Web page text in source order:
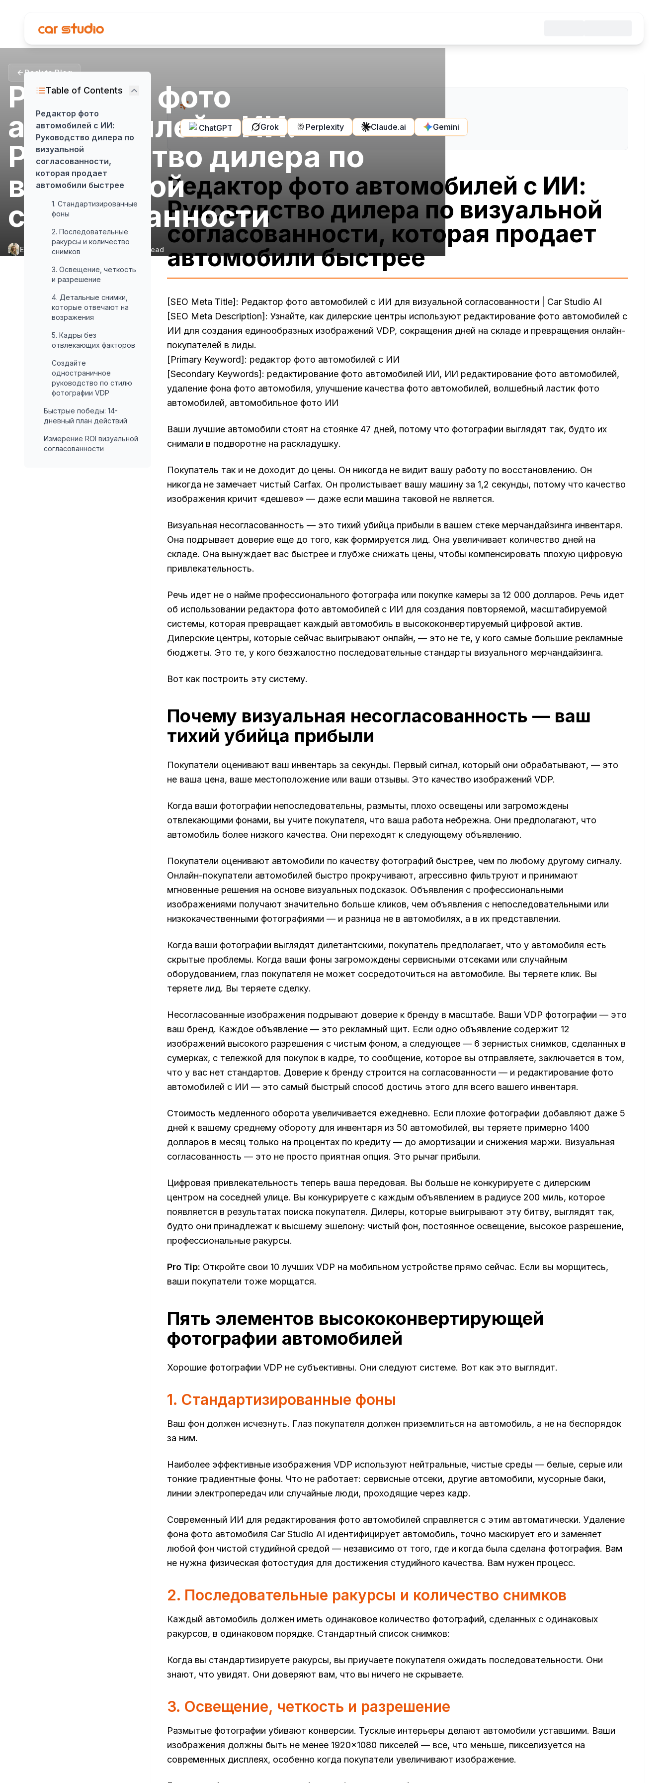
Back to Blog
Редактор фото
автомобилей с ИИ:
Руководство дилера по
визуальной
согласованности
Elena Aldridge•June 12, 2026 min read
Table of Contents
Редактор фото
автомобилей с ИИ:
Руководство дилера по
визуальной
согласованности,
которая продает
автомобили быстрее
1. Стандартизированные
фоны
2. Последовательные
ракурсы и количество
снимков
3. Освещение, четкость
и разрешение
4. Детальные снимки,
которые отвечают на
возражения
5. Кадры без
отвлекающих факторов
Создайте
одностраничное
руководство по стилю
фотографии VDP
Быстрые победы: 14-
дневный план действий
Измерение ROI визуальной
согласованности
ChatGPT Grok Perplexity Claude.ai Gemini
Редактор фото автомобилей с ИИ:
Руководство дилера по визуальной
согласованности, которая продает
автомобили быстрее
[SEO Meta Title]: Редактор фото автомобилей с ИИ для визуальной согласованности | Car Studio AI
[SEO Meta Description]: Узнайте, как дилерские центры используют редактирование фото автомобилей с
ИИ для создания единообразных изображений VDP, сокращения дней на складе и превращения онлайн-
покупателей в лиды.
[Primary Keyword]: редактор фото автомобилей с ИИ
[Secondary Keywords]: редактирование фото автомобилей ИИ, ИИ редактирование фото автомобилей,
удаление фона фото автомобиля, улучшение качества фото автомобилей, волшебный ластик фото
автомобилей, автомобильное фото ИИ
Ваши лучшие автомобили стоят на стоянке 47 дней, потому что фотографии выглядят так, будто их
снимали в подворотне на раскладушку.
Покупатель так и не доходит до цены. Он никогда не видит вашу работу по восстановлению. Он
никогда не замечает чистый Carfax. Он пролистывает вашу машину за 1,2 секунды, потому что качество
изображения кричит «дешево» — даже если машина таковой не является.
Визуальная несогласованность — это тихий убийца прибыли в вашем стеке мерчандайзинга инвентаря.
Она подрывает доверие еще до того, как формируется лид. Она увеличивает количество дней на
складе. Она вынуждает вас быстрее и глубже снижать цены, чтобы компенсировать плохую цифровую
привлекательность.
Речь идет не о найме профессионального фотографа или покупке камеры за 12 000 долларов. Речь идет
об использовании редактора фото автомобилей с ИИ для создания повторяемой, масштабируемой
системы, которая превращает каждый автомобиль в высококонвертируемый цифровой актив.
Дилерские центры, которые сейчас выигрывают онлайн, — это не те, у кого самые большие рекламные
бюджеты. Это те, у кого безжалостно последовательные стандарты визуального мерчандайзинга.
Вот как построить эту систему.
Почему визуальная несогласованность — ваш
тихий убийца прибыли
Покупатели оценивают ваш инвентарь за секунды. Первый сигнал, который они обрабатывают, — это
не ваша цена, ваше местоположение или ваши отзывы. Это качество изображений VDP.
Когда ваши фотографии непоследовательны, размыты, плохо освещены или загромождены
отвлекающими фонами, вы учите покупателя, что ваша работа небрежна. Они предполагают, что
автомобиль более низкого качества. Они переходят к следующему объявлению.
Покупатели оценивают автомобили по качеству фотографий быстрее, чем по любому другому сигналу.
Онлайн-покупатели автомобилей быстро прокручивают, агрессивно фильтруют и принимают
мгновенные решения на основе визуальных подсказок. Объявления с профессиональными
изображениями получают значительно больше кликов, чем объявления с непоследовательными или
низкокачественными фотографиями — и разница не в автомобилях, а в их представлении.
Когда ваши фотографии выглядят дилетантскими, покупатель предполагает, что у автомобиля есть
скрытые проблемы. Когда ваши фоны загромождены сервисными отсеками или случайным
оборудованием, глаз покупателя не может сосредоточиться на автомобиле. Вы теряете клик. Вы
теряете лид. Вы теряете сделку.
Несогласованные изображения подрывают доверие к бренду в масштабе. Ваши VDP фотографии — это
ваш бренд. Каждое объявление — это рекламный щит. Если одно объявление содержит 12
изображений высокого разрешения с чистым фоном, а следующее — 6 зернистых снимков, сделанных в
сумерках, с тележкой для покупок в кадре, то сообщение, которое вы отправляете, заключается в том,
что у вас нет стандартов. Доверие к бренду строится на согласованности — и редактирование фото
автомобилей с ИИ — это самый быстрый способ достичь этого для всего вашего инвентаря.
Стоимость медленного оборота увеличивается ежедневно. Если плохие фотографии добавляют даже 5
дней к вашему среднему обороту для инвентаря из 50 автомобилей, вы теряете примерно 1400
долларов в месяц только на процентах по кредиту — до амортизации и снижения маржи. Визуальная
согласованность — это не просто приятная опция. Это рычаг прибыли.
Цифровая привлекательность теперь ваша передовая. Вы больше не конкурируете с дилерским
центром на соседней улице. Вы конкурируете с каждым объявлением в радиусе 200 миль, которое
появляется в результатах поиска покупателя. Дилеры, которые выигрывают эту битву, выглядят так,
будто они принадлежат к высшему эшелону: чистый фон, постоянное освещение, высокое разрешение,
профессиональные ракурсы.
Pro Tip: Откройте свои 10 лучших VDP на мобильном устройстве прямо сейчас. Если вы морщитесь,
ваши покупатели тоже морщатся.
Пять элементов высококонвертирующей
фотографии автомобилей
Хорошие фотографии VDP не субъективны. Они следуют системе. Вот как это выглядит.
1. Стандартизированные фоны
Ваш фон должен исчезнуть. Глаз покупателя должен приземлиться на автомобиль, а не на беспорядок
за ним.
Наиболее эффективные изображения VDP используют нейтральные, чистые среды — белые, серые или
тонкие градиентные фоны. Что не работает: сервисные отсеки, другие автомобили, мусорные баки,
линии электропередач или случайные люди, проходящие через кадр.
Современный ИИ для редактирования фото автомобилей справляется с этим автоматически. Удаление
фона фото автомобиля Car Studio AI идентифицирует автомобиль, точно маскирует его и заменяет
любой фон чистой студийной средой — независимо от того, где и когда была сделана фотография. Вам
не нужна физическая фотостудия для достижения студийного качества. Вам нужен процесс.
2. Последовательные ракурсы и количество снимков
Каждый автомобиль должен иметь одинаковое количество фотографий, сделанных с одинаковых
ракурсов, в одинаковом порядке. Стандартный список снимков:
Когда вы стандартизируете ракурсы, вы приучаете покупателя ожидать последовательности. Они
знают, что увидят. Они доверяют вам, что вы ничего не скрываете.
3. Освещение, четкость и разрешение
Размытые фотографии убивают конверсии. Тусклые интерьеры делают автомобили уставшими. Ваши
изображения должны быть не менее 1920×1080 пикселей — все, что меньше, пикселизуется на
современных дисплеях, особенно когда покупатели увеличивают изображение.